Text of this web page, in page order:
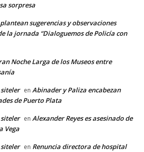
sorpresa
sugerencias y observaciones
la jornada “Dialoguemos de Policía con
Noche Larga de los Museos entre
en Abinader y Paliza encabezan
de Puerto Plata
en Alexander Reyes es asesinado de
Vega
en Renuncia directora de hospital